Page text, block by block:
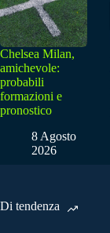
Chelsea Milan,
amichevole:
probabili
formazioni e
pronostico
8 Agosto
2026
Di tendenza